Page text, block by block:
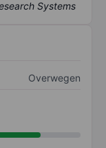
Overwegen